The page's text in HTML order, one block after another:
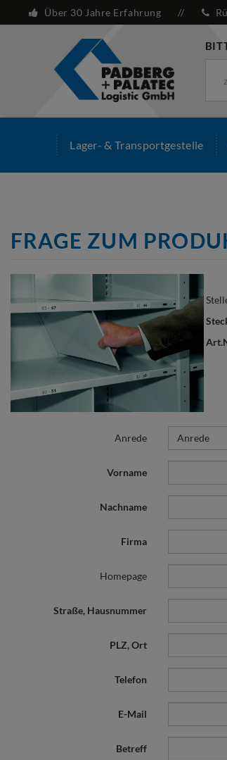
Über 30 Jahre Erfahrung
Lager- & Transportgestelle
FRAGE ZUM
Anrede Anrede
Vorname
Nachname
Firma
Homepage
Straße, Hausnummer
PLZ, Ort
Telefon
E-Mail
Betreff